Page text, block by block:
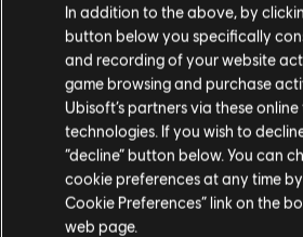
يمكن تجميعها من خلال اللعب.
خطوات الترقية هذا تفتح 20 و30 و50 موضعًا على التوالي. هذا
يعني أن جميع اللاعبين يمكنهم الحصول على إجمالي 150
موضعًا. يمكن فتح أخر خطوة للترقية ذات الـ50 موضعًا فقط
عند وصول اللاعب إلى المستوى 30. ويتم منح اللاعبين الذين
الخطوة النهائية للترقية من بداية
سيحصلون على بداية قوية ومريحة مع
من المستوى الأول، من دون
شيد. علاوة على ذلك، يكلف شراء
خطوة ترقية المستوى 3 للـ50 موضع تقنية شيد أكثر من معظم
الإصدار المطلق الميزة لاستخدام
In addition to the above, by
button below you specifically
and recording of your website
game browsing and purchase
Ubisoft’s partners via these
technologies. If you wish to
“decline” button below. You can
cookie preferences at any time by
Cookie Preferences” link on the
web page.